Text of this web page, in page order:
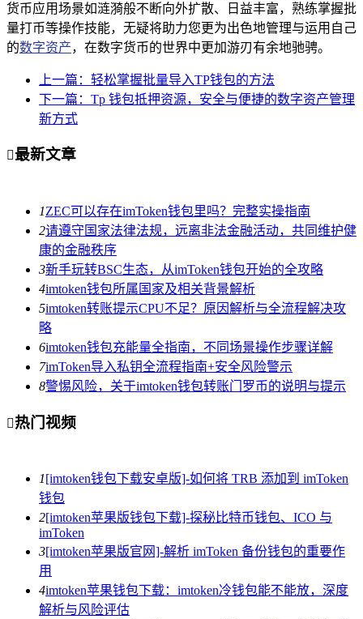
货币应用场景如涟漪般不断向外扩散、日益丰富，熟练掌握批
量打币等操作技能，无疑将助力您更为出色地管理与运用自己
的数字资产，在数字货币的世界中更加游刃有余地驰骋。
上一篇：轻松掌握批量导入TP钱包的方法
下一篇：Tp 钱包抵押资源，安全与便捷的数字资产管理
新方式
最新文章
1ZEC可以存在imToken钱包里吗？完整实操指南
2请遵守国家法律法规，远离非法金融活动，共同维护健
康的金融秩序
3新手玩转BSC生态，从imToken钱包开始的全攻略
4imtoken钱包所属国家及相关背景解析
5imtoken转账提示CPU不足？原因解析与全流程解决攻
略
6imtoken钱包充能量全指南，不同场景操作步骤详解
7imToken导入私钥全流程指南+安全风险警示
8警惕风险，关于imtoken钱包转账门罗币的说明与提示
热门视频
1[imtoken钱包下载安卓版]-如何将 TRB 添加到 imToken
钱包
2[imtoken苹果版钱包下载]-探秘比特币钱包、ICO 与
imToken
3[imtoken苹果版官网]-解析 imToken 备份钱包的重要作
用
4imtoken苹果钱包下载：imtoken冷钱包能不能放，深度
解析与风险评估